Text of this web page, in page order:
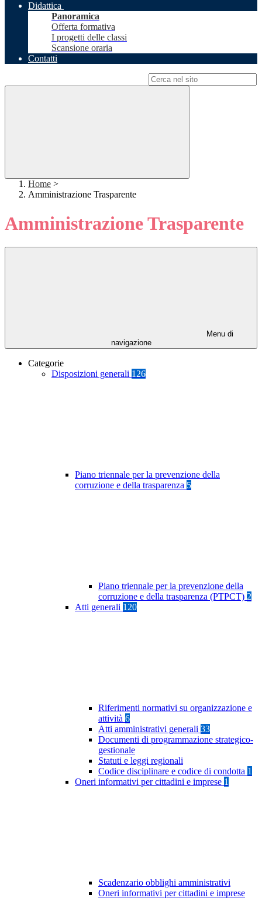
Didattica
Panoramica
Offerta formativa
I progetti delle classi
Scansione oraria
Contatti
Home >
Amministrazione Trasparente
Amministrazione Trasparente
Menu di
navigazione
Categorie
Disposizioni generali 126
Piano triennale per la prevenzione della
corruzione e della trasparenza 5
Piano triennale per la prevenzione della
corruzione e della trasparenza (PTPCT) 2
Atti generali 120
Riferimenti normativi su organizzazione e
attività 6
Atti amministrativi generali 33
Documenti di programmazione strategico-
gestionale
Statuti e leggi regionali
Codice disciplinare e codice di condotta 1
Oneri informativi per cittadini e imprese 1
Scadenzario obblighi amministrativi
Oneri informativi per cittadini e imprese